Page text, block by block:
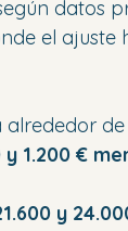
datos
el ajuste
de
y 1.200 €
y